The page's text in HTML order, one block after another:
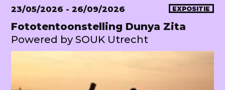
23/05/2026 - 26/09/2026 EXPOSITIE
Fototentoonstelling Dunya Zita
Powered by SOUK Utrecht